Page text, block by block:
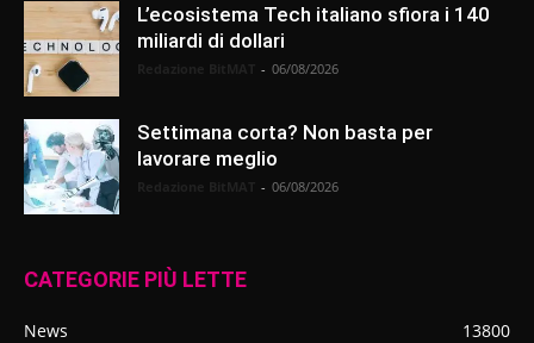
L’ecosistema Tech italiano sfiora i 140
miliardi di dollari
- 06/08/2026
Settimana corta? Non basta per
lavorare meglio
- 06/08/2026
CATEGORIE PIÙ LETTE
News
13800